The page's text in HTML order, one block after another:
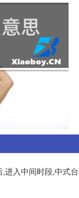
入中间时段,中式